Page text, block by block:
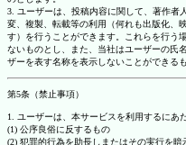
3. ユーザーは、投稿内容に関して、著作者
変、複製、転載等の利用（何れも出版化、
す）を行うことができます。これらを行う
ないものとし、また、当社はユーザーの氏
ザーを表す名称を表示しないことができる
第5条（禁止事項）
1. ユーザーは、本サービスを利用するにあ
(1) 公序良俗に反するもの
(2) 犯罪的行為を助長しまたはその実行を暗